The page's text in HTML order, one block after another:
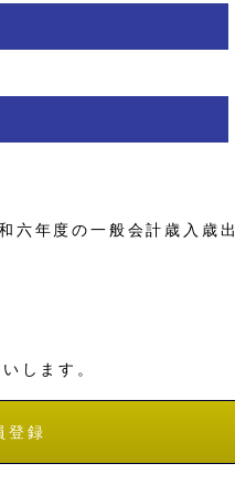
六年度の一般会計歳入歳出
します。
登録